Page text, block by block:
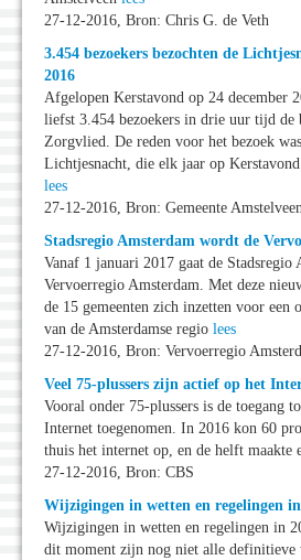
27-12-2016, Bron: Chris G. de Veth
3.454 bezoekers bezochten de
2016
Afgelopen Kerstavond op 24 december
liefst 3.454 bezoekers in drie uur tijd de
Zorgvlied. De reden voor het bezoek
Lichtjesnacht, die elk jaar op
lees
27-12-2016, Bron: Gemeente
Stadsregio Amsterdam wordt de
Vanaf 1 januari 2017 gaat de Stadsregio
Vervoerregio Amsterdam. Met deze
de 15 gemeenten zich inzetten voor een
van de Amsterdamse regio lees
27-12-2016, Bron: Vervoerregio
Veel 75-plussers zijn actief op het
Vooral onder 75-plussers is de toegang
Internet toegenomen. In 2016 kon 60
thuis het internet op, en de helft maakte
27-12-2016, Bron: CBS
Wijzigingen in wetten en regelingen
Wijzigingen in wetten en regelingen in
dit moment zijn nog niet alle definitieve